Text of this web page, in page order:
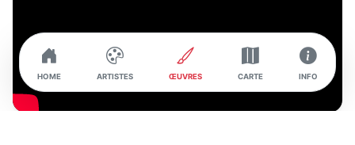
HOME ARTISTES ŒUVRES CARTE INFO